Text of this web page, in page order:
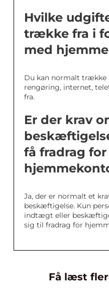
Hvilke
trække fra i
med
Du kan normalt trække
rengøring, internet,
fra.
Er der krav
få fradrag for
Ja, der er normalt et
beskæftigelse. Kun
indtægt eller
sig til fradrag for
Få læst